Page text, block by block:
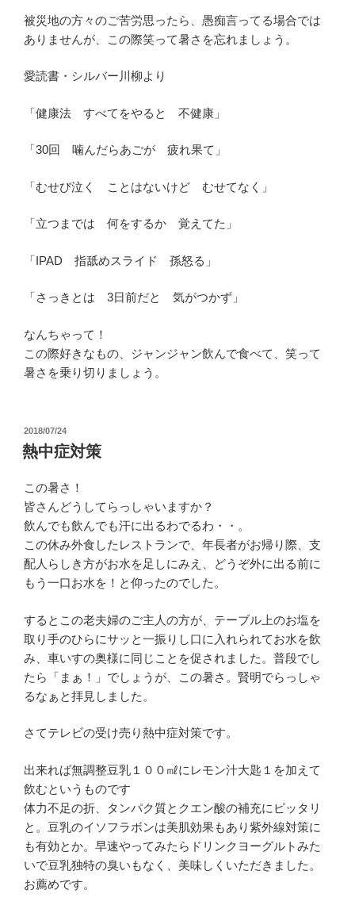
被災地の方々のご苦労思ったら、愚痴言ってる場合では
ありませんが、この際笑って暑さを忘れましょう。
愛読書・シルバー川柳より
「健康法 すべてをやると 不健康」
「30回 噛んだらあごが 疲れ果て」
「むせび泣く ことはないけど むせてなく」
「立つまでは 何をするか 覚えてた」
「IPAD 指舐めスライド 孫怒る」
「さっきとは 3日前だと 気がつかず」
なんちゃって！
この際好きなもの、ジャンジャン飲んで食べて、笑って
暑さを乗り切りましょう。
投
稿
日:
2018/07/24
熱中症対策
この暑さ！
皆さんどうしてらっしゃいますか？
飲んでも飲んでも汗に出るわでるわ・・。
この休み外食したレストランで、年長者がお帰り際、支
配人らしき方がお水を足しにみえ、どうぞ外に出る前に
もう一口お水を！と仰ったのでした。
するとこの老夫婦のご主人の方が、テーブル上のお塩を
取り手のひらにサッと一振りし口に入れられてお水を飲
み、車いすの奥様に同じことを促されました。普段でし
たら「まぁ！」でしょうが、この暑さ。賢明でらっしゃ
るなぁと拝見しました。
さてテレビの受け売り熱中症対策です。
出来れば無調整豆乳１００㎖にレモン汁大匙１を加えて
飲むというものです
体力不足の折、タンパク質とクエン酸の補充にピッタリ
と。豆乳のイソフラボンは美肌効果もあり紫外線対策に
も有効とか。早速やってみたらドリンクヨーグルトみた
いで豆乳独特の臭いもなく、美味しくいただきました。
お薦めです。